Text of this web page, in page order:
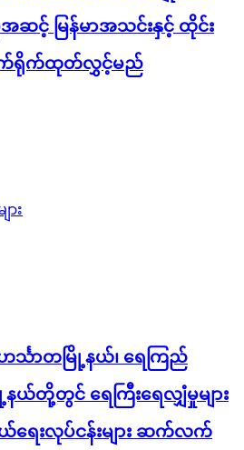
ဆင့် မြန်မာအသင်းနှင့် ထိုင်း
က်ရိုက်ထုတ်လွှင့်မည်
ား
င်္သာတမြို့နယ်၊ ရေကြည်
နယ်တို့တွင် ရေကြီးရေလျှံမှုများ
ေးလုပ်ငန်းများ ဆက်လက်